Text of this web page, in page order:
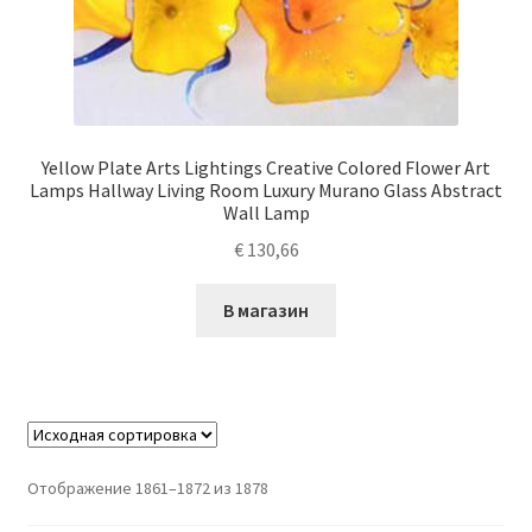
Yellow Plate Arts Lightings Creative Colored Flower Art
Lamps Hallway Living Room Luxury Murano Glass Abstract
Wall Lamp
€130,66
В магазин
Отображение 1861–1872 из 1878